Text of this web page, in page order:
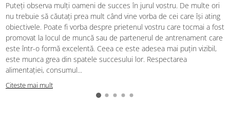
Puteți observa mulți oameni de succes în jurul vostru. De multe ori
nu trebuie să căutați prea mult când vine vorba de cei care își ating
obiectivele. Poate fi vorba despre prietenul vostru care tocmai a fost
promovat la locul de muncă sau de partenerul de antrenament care
este într-o formă excelentă. Ceea ce este adesea mai puțin vizibil,
este munca grea din spatele succesului lor. Respectarea
alimentației, consumul...
Citeste mai mult